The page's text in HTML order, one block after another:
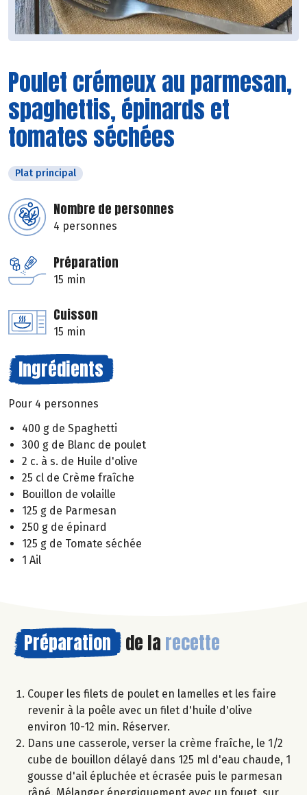
Poulet crémeux au parmesan,
spaghettis, épinards et
tomates séchées
Plat principal
Nombre de personnes
4 personnes
Préparation
15 min
Cuisson
15 min
Ingrédients
Pour 4 personnes
400 g de Spaghetti
300 g de Blanc de poulet
2 c. à s. de Huile d'olive
25 cl de Crème fraîche
Bouillon de volaille
125 g de Parmesan
250 g de épinard
125 g de Tomate séchée
1 Ail
Préparation de la recette
Couper les filets de poulet en lamelles et les faire
revenir à la poêle avec un filet d'huile d'olive
environ 10-12 min. Réserver.
Dans une casserole, verser la crème fraîche, le 1/2
cube de bouillon délayé dans 125 ml d'eau chaude, 1
gousse d'ail épluchée et écrasée puis le parmesan